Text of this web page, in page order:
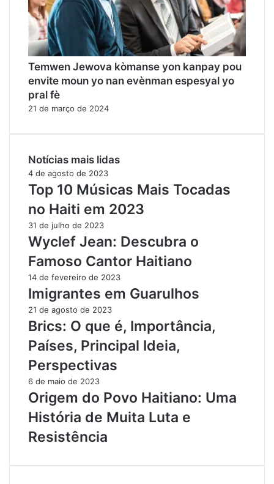
Temwen Jewova kòmanse yon kanpay pou
envite moun yo nan evènman espesyal yo
pral fè
21 de março de 2024
Notícias mais lidas
4 de agosto de 2023
Top 10 Músicas Mais Tocadas
no Haiti em 2023
31 de julho de 2023
Wyclef Jean: Descubra o
Famoso Cantor Haitiano
14 de fevereiro de 2023
Imigrantes em Guarulhos
21 de agosto de 2023
Brics: O que é, Importância,
Países, Principal Ideia,
Perspectivas
6 de maio de 2023
Origem do Povo Haitiano: Uma
História de Muita Luta e
Resistência